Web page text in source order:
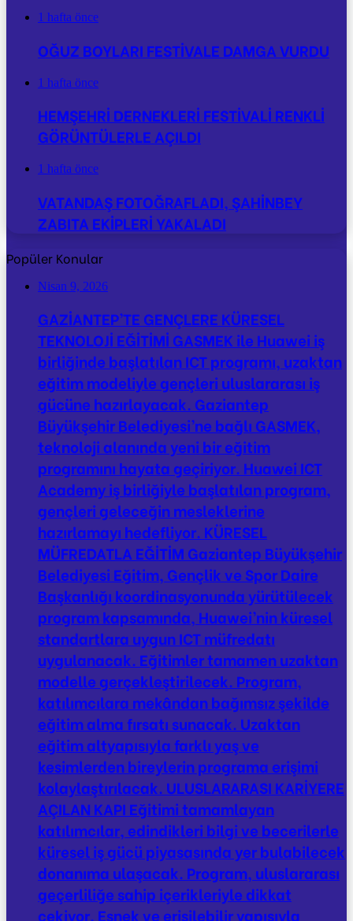
1 hafta önce
OĞUZ BOYLARI FESTİVALE DAMGA VURDU
1 hafta önce
HEMŞEHRİ DERNEKLERİ FESTİVALİ RENKLİ
GÖRÜNTÜLERLE AÇILDI
1 hafta önce
VATANDAŞ FOTOĞRAFLADI, ŞAHİNBEY
ZABITA EKİPLERİ YAKALADI
Popüler Konular
Nisan 9, 2026
GAZİANTEP’TE GENÇLERE KÜRESEL
TEKNOLOJİ EĞİTİMİ GASMEK ile Huawei iş
birliğinde başlatılan ICT programı, uzaktan
eğitim modeliyle gençleri uluslararası iş
gücüne hazırlayacak. Gaziantep
Büyükşehir Belediyesi’ne bağlı GASMEK,
teknoloji alanında yeni bir eğitim
programını hayata geçiriyor. Huawei ICT
Academy iş birliğiyle başlatılan program,
gençleri geleceğin mesleklerine
hazırlamayı hedefliyor. KÜRESEL
MÜFREDATLA EĞİTİM Gaziantep Büyükşehir
Belediyesi Eğitim, Gençlik ve Spor Daire
Başkanlığı koordinasyonunda yürütülecek
program kapsamında, Huawei’nin küresel
standartlara uygun ICT müfredatı
uygulanacak. Eğitimler tamamen uzaktan
modelle gerçekleştirilecek. Program,
katılımcılara mekândan bağımsız şekilde
eğitim alma fırsatı sunacak. Uzaktan
eğitim altyapısıyla farklı yaş ve
kesimlerden bireylerin programa erişimi
kolaylaştırılacak. ULUSLARARASI KARİYERE
AÇILAN KAPI Eğitimi tamamlayan
katılımcılar, edindikleri bilgi ve becerilerle
küresel iş gücü piyasasında yer bulabilecek
donanıma ulaşacak. Program, uluslararası
geçerliliğe sahip içerikleriyle dikkat
çekiyor. Esnek ve erişilebilir yapısıyla